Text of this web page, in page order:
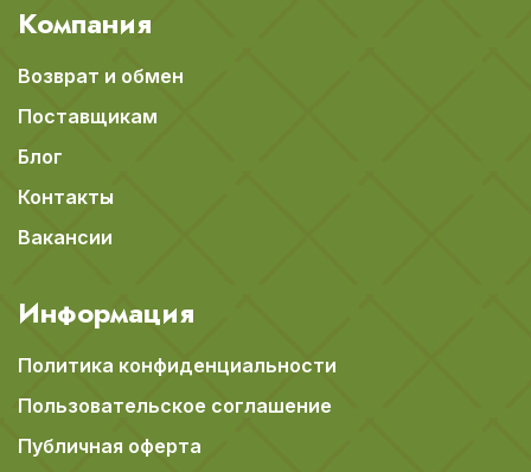
Компания
Возврат и обмен
Поставщикам
Блог
Контакты
Вакансии
Информация
Политика конфиденциальности
Пользовательское соглашение
Публичная оферта